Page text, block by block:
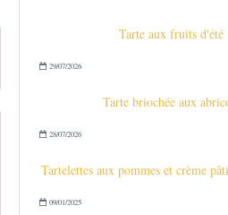
Tarte aux fruits d'été
29/07/2026
Tarte briochée aux
28/07/2026
Tartelettes aux pommes et crème
09/01/2025